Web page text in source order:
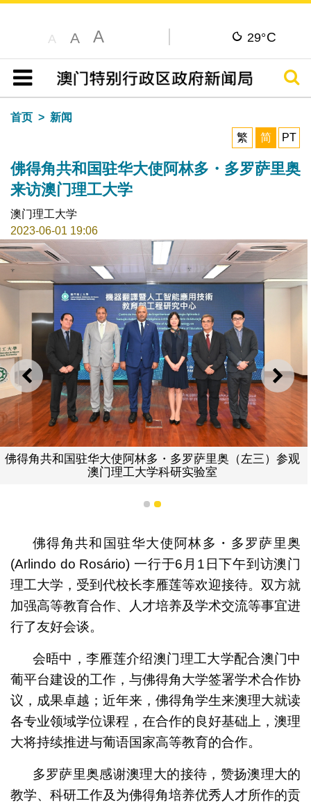
A A A 29°C
目录
搜寻
首页
新闻
繁
简 PT
佛得角共和国驻华大使阿林多・多罗萨里奥
来访澳门理工大学
澳门理工大学
2023-06-01 19:06
上一则 下一
佛得角共和国驻华大使阿林多・多罗萨里奥（左三）参观
澳门理工大学科研实验室
1 2
佛得角共和国驻华大使阿林多・多罗萨里奥
(Arlindo do Rosário) 一行于6月1日下午到访澳门
理工大学，受到代校长李雁莲等欢迎接待。双方就
加强高等教育合作、人才培养及学术交流等事宜进
行了友好会谈。
会晤中，李雁莲介绍澳门理工大学配合澳门中
葡平台建设的工作，与佛得角大学签署学术合作协
议，成果卓越；近年来，佛得角学生来澳理大就读
各专业领域学位课程，在合作的良好基础上，澳理
大将持续推进与葡语国家高等教育的合作。
多罗萨里奥感谢澳理大的接待，赞扬澳理大的
教学、科研工作及为佛得角培养优秀人才所作的贡